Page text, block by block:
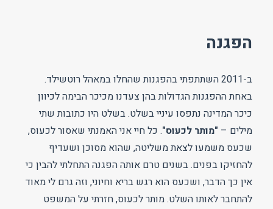
הפגנה
ב-2011 השתתפתי בהפגנות שהחלו במאהל רוטשילד.
באחת ההפגנות הגדולות בהן צעדנו מכיכר הבימה לכיוון
כיכר המדינה נתפסו עיניי בשלט. בשלט היו כתובות שתי
מילים – "מותר לכעוס". כל חיי אני האמנתי שאסור לכעוס,
שכעס משמעו לצאת משליטה, שהוא מסוכן ושעדיף
להחזיקו בפנים. בשנים טרם אותה הפגנה התחלתי להבין כי
אין כך הדבר, ושכעס הוא רגש בריא וחיוני, וזה גרם לי מאוד
להתחבר לאותו השלט. מותר לכעוס, חזרתי על המשפט